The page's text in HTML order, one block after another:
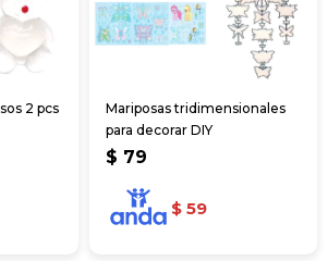
2 pcs
Mariposas tridimensionales
para decorar DIY
$ 79
$ 59